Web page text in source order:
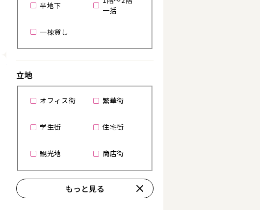
詳細を見る
詳細を見る
半地下
一括
一棟貸し
立地
オフィス街 繁華街
学生街 住宅街
観光地 商店街
もっと見る